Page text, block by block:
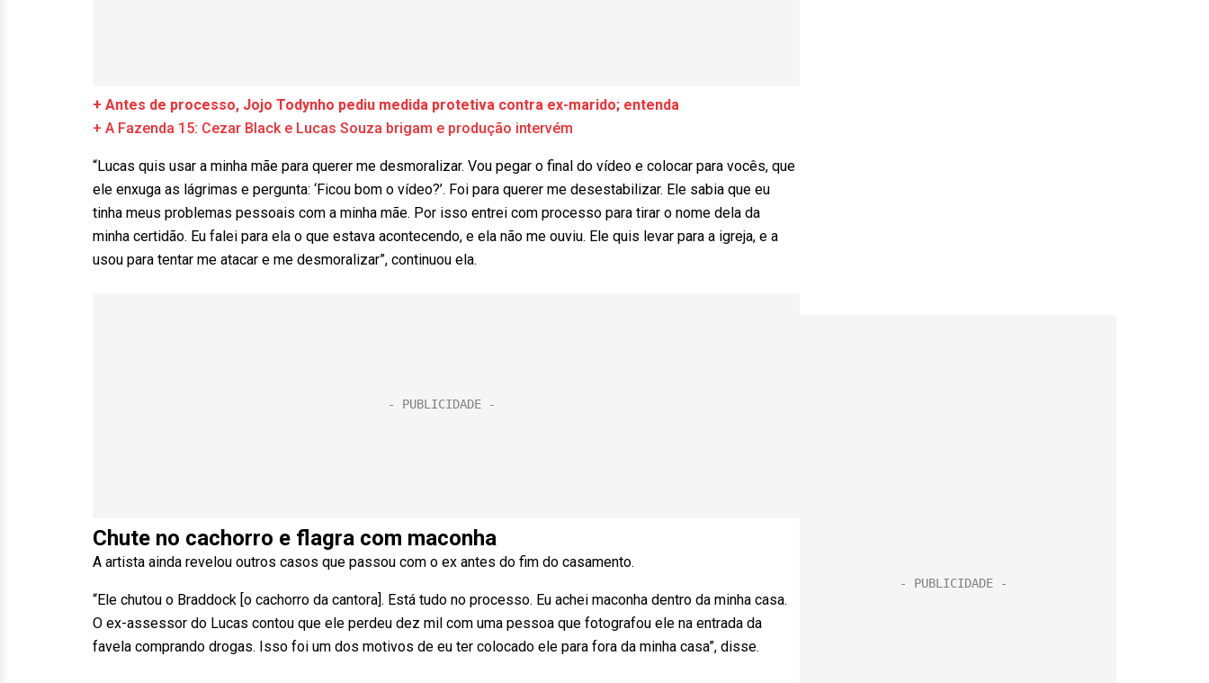
+ Antes de processo, Jojo Todynho pediu medida protetiva contra ex-marido; entenda
+ A Fazenda 15: Cezar Black e Lucas Souza brigam e produção intervém
“Lucas quis usar a minha mãe para querer me desmoralizar. Vou pegar o final do vídeo e colocar para vocês, que
ele enxuga as lágrimas e pergunta: ‘Ficou bom o vídeo?’. Foi para querer me desestabilizar. Ele sabia que eu
tinha meus problemas pessoais com a minha mãe. Por isso entrei com processo para tirar o nome dela da
minha certidão. Eu falei para ela o que estava acontecendo, e ela não me ouviu. Ele quis levar para a igreja, e a
usou para tentar me atacar e me desmoralizar”, continuou ela.
Chute no cachorro e flagra com maconha
A artista ainda revelou outros casos que passou com o ex antes do fim do casamento.
“Ele chutou o Braddock [o cachorro da cantora]. Está tudo no processo. Eu achei maconha dentro da minha casa.
O ex-assessor do Lucas contou que ele perdeu dez mil com uma pessoa que fotografou ele na entrada da
favela comprando drogas. Isso foi um dos motivos de eu ter colocado ele para fora da minha casa”, disse.